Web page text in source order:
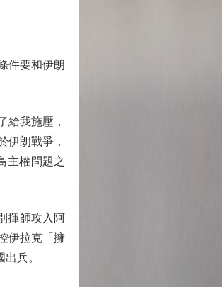
件要和伊朗
我施壓，
伊朗戰爭，
主權問題之
揮師攻入阿
伊拉克「擁
兵。